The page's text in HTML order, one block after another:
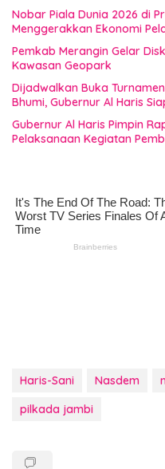
Nobar Piala Dunia 2026 di
Menggerakkan Ekonomi
Pemkab Merangin Gelar
Kawasan Geopark
Dijadwalkan Buka
Bhumi, Gubernur Al Haris
Gubernur Al Haris Pimpin
Pelaksanaan Kegiatan
Haris-Sani Nasdem
pilkada jambi